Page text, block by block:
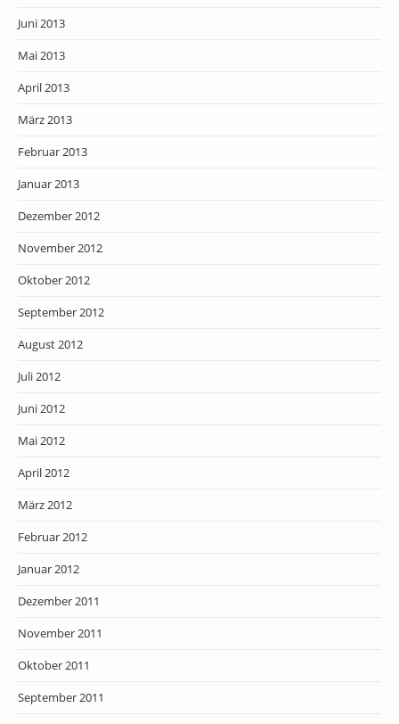
Juni 2013
Mai 2013
April 2013
März 2013
Februar 2013
Januar 2013
Dezember 2012
November 2012
Oktober 2012
September 2012
August 2012
Juli 2012
Juni 2012
Mai 2012
April 2012
März 2012
Februar 2012
Januar 2012
Dezember 2011
November 2011
Oktober 2011
September 2011